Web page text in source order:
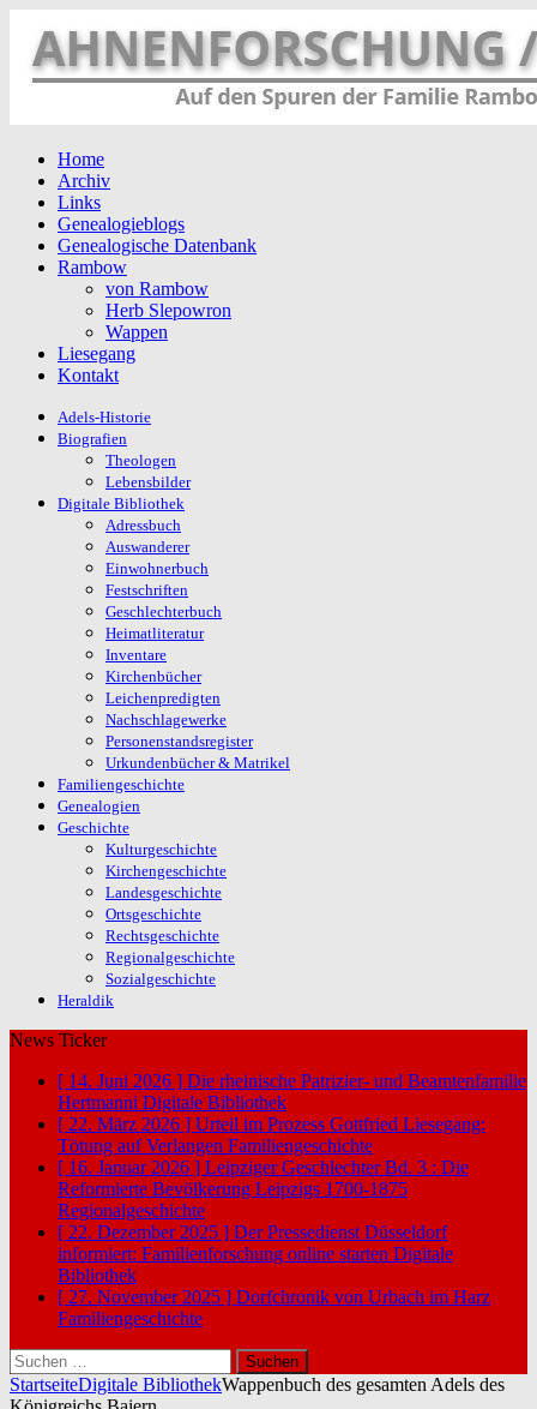
Home
Archiv
Links
Genealogieblogs
Genealogische Datenbank
Rambow
von Rambow
Herb Slepowron
Wappen
Liesegang
Kontakt
Adels-Historie
Biografien
Theologen
Lebensbilder
Digitale Bibliothek
Adressbuch
Auswanderer
Einwohnerbuch
Festschriften
Geschlechterbuch
Heimatliteratur
Inventare
Kirchenbücher
Leichenpredigten
Nachschlagewerke
Personenstandsregister
Urkundenbücher & Matrikel
Familiengeschichte
Genealogien
Geschichte
Kulturgeschichte
Kirchengeschichte
Landesgeschichte
Ortsgeschichte
Rechtsgeschichte
Regionalgeschichte
Sozialgeschichte
Heraldik
News Ticker
[ 14. Juni 2026 ] Die rheinische Patrizier- und Beamtenfamilie
Hertmanni Digitale Bibliothek
[ 22. März 2026 ] Urteil im Prozess Gottfried Liesegang:
Tötung auf Verlangen Familiengeschichte
[ 16. Januar 2026 ] Leipziger Geschlechter Bd. 3 : Die
Reformierte Bevölkerung Leipzigs 1700-1875
Regionalgeschichte
[ 22. Dezember 2025 ] Der Pressedienst Düsseldorf
informiert: Familienforschung online starten Digitale
Bibliothek
[ 27. November 2025 ] Dorfchronik von Urbach im Harz
Familiengeschichte
Suchen
nach:
StartseiteDigitale BibliothekWappenbuch des gesamten Adels des